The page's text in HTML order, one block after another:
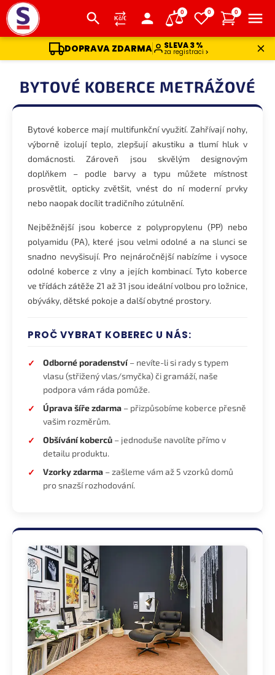
DOPRAVA ZDARMA SLEVA 3 %
za registraci
0 0 0
obsahBYTOVÉ KOBERCE METRÁŽOVÉ
Bytové koberce mají multifunkční využití. Zahřívají nohy,
výborně izolují teplo, zlepšují akustiku a tlumí hluk v
domácnosti. Zároveň jsou skvělým designovým
doplňkem – podle barvy a typu můžete místnost
prosvětlit, opticky zvětšit, vnést do ní moderní prvky
nebo naopak docílit tradičního zútulnění.
Nejběžnější jsou koberce z polypropylenu (PP) nebo
polyamidu (PA), které jsou velmi odolné a na slunci se
snadno nevyšisují. Pro nejnáročnější nabízíme i vysoce
odolné koberce z vlny a jejích kombinací. Tyto koberce
ve třídách zátěže 21 až 31 jsou ideální volbou pro ložnice,
obýváky, dětské pokoje a další obytné prostory.
PROČ VYBRAT KOBEREC U NÁS:
Odborné poradenství– nevíte-li si rady s typem
vlasu (střižený vlas/smyčka) či gramáží, naše
podpora vám ráda pomůže.
Úprava šíře zdarma – přizpůsobíme koberce přesně
vašim rozměrům.
Obšívání koberců – jednoduše navolíte přímo v
detailu produktu.
Vzorky zdarma – zašleme vám až 5 vzorků domů
pro snazší rozhodování.